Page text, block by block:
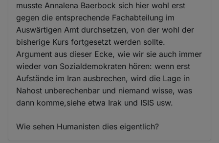
musste Annalena Baerbock sich hier wohl erst
gegen die entsprechende Fachabteilung im
Auswärtigen Amt durchsetzen, von der wohl der
bisherige Kurs fortgesetzt werden sollte.
Argument aus dieser Ecke, wie wir sie auch immer
wieder von Sozialdemokraten hören: wenn erst
Aufstände im Iran ausbrechen, wird die Lage in
Nahost unberechenbar und niemand wisse, was
dann komme,siehe etwa Irak und ISIS usw.
Wie sehen Humanisten dies eigentlich?